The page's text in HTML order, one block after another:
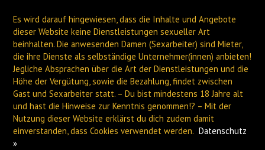
PLAUEN HOF
Archiv
Es wird darauf hingewiesen, dass die Inhalte und Angebote
dieser Website keine Dienstleistungen sexueller Art
beinhalten. Die anwesenden Damen (Sexarbeiter) sind Mieter,
die ihre Dienste als selbständige Unternehmer(innen) anbieten!
Jegliche Absprachen über die Art der Dienstleistungen und die
Höhe der Vergütung, sowie die Bezahlung, findet zwischen
Gast und Sexarbeiter statt. – Du bist mindestens 18 Jahre alt
und hast die Hinweise zur Kenntnis genommen!? – Mit der
Nutzung dieser Website erklärst du dich zudem damit
einverstanden, dass Cookies verwendet werden. Datenschutz
»